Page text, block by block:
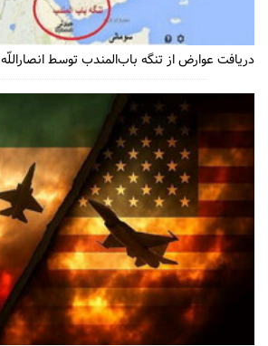
دریافت عوارض از تنگه باب‌المندب توسط انصاراللّه